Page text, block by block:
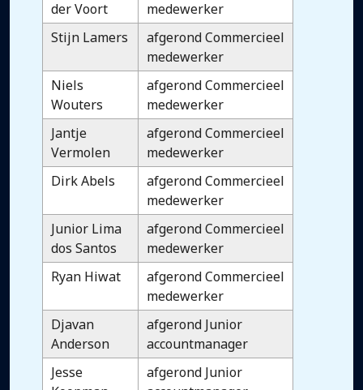
der Voort
medewerker
Stijn Lamers
afgerond Commercieel
medewerker
Niels
Wouters
afgerond Commercieel
medewerker
Jantje
Vermolen
afgerond Commercieel
medewerker
Dirk Abels
afgerond Commercieel
medewerker
Junior Lima
dos Santos
afgerond Commercieel
medewerker
Ryan Hiwat
afgerond Commercieel
medewerker
Djavan
Anderson
afgerond Junior
accountmanager
Jesse
afgerond Junior